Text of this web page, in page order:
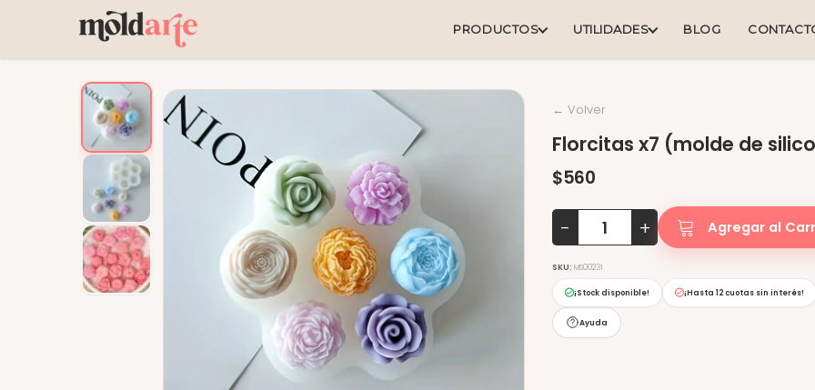
PRODUCTOS UTILIDADES BLOG
← Volver
Florcitas x7 (molde de
$560
- + Agregar al
SKU: MS00231
¡Stock disponible! ¡Hasta 12 cuotas sin interés!
Ayuda